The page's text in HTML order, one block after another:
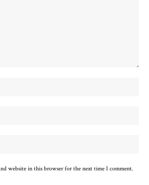
website in this browser for the next time I comment.